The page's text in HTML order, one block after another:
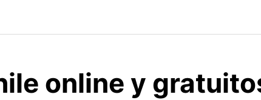
online y